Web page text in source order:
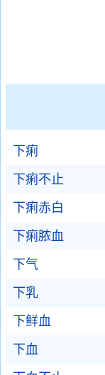
下痢
下痢不止
下痢赤白
下痢脓血
下气
下乳
下鲜血
下血